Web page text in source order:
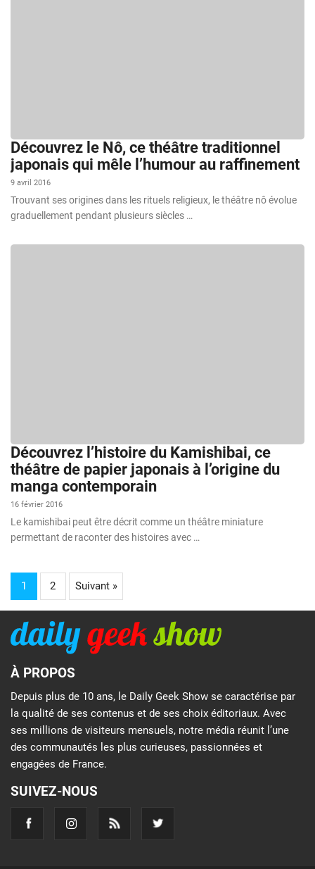
Découvrez le Nô, ce théâtre traditionnel
japonais qui mêle l’humour au raffinement
9 avril 2016
Trouvant ses origines dans les rituels religieux, le théâtre nô évolue
graduellement pendant plusieurs siècles …
Découvrez l’histoire du Kamishibai, ce
théâtre de papier japonais à l’origine du
manga contemporain
16 février 2016
Le kamishibai peut être décrit comme un théâtre miniature
permettant de raconter des histoires avec …
1 2 Suivant »
À PROPOS
Depuis plus de 10 ans, le Daily Geek Show se caractérise par
la qualité de ses contenus et de ses choix éditoriaux. Avec
ses millions de visiteurs mensuels, notre média réunit l’une
des communautés les plus curieuses, passionnées et
engagées de France.
SUIVEZ-NOUS